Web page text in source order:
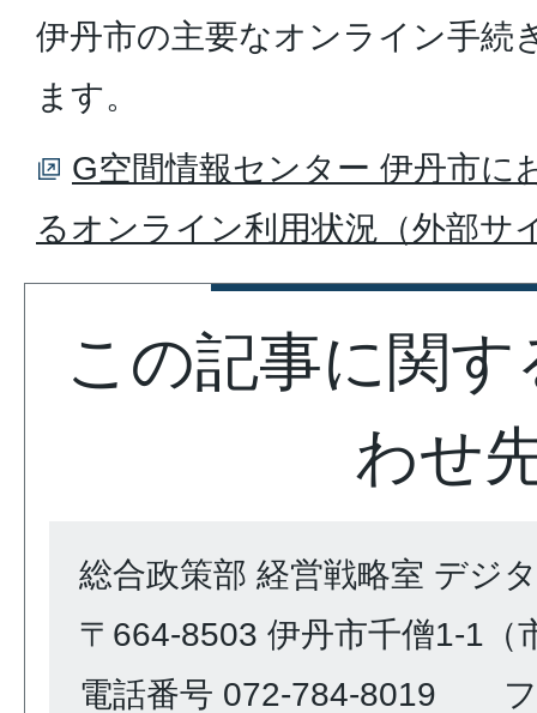
伊丹市の主要なオンライン手続
ます。
G空間情報センター 伊丹市に
るオンライン利用状況（外部サ
この記事に関
わせ
総合政策部 経営戦略室 デジ
〒664-8503 伊丹市千僧1-1（
電話番号 072-784-8019 フ